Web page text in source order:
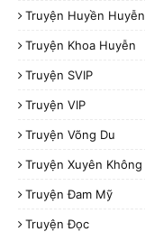
Truyện Huyền Huyễn
Truyện Khoa Huyễn
Truyện SVIP
Truyện VIP
Truyện Võng Du
Truyện Xuyên Không
Truyện Đam Mỹ
Truyện Đọc